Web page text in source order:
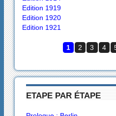
Edition 1919
Edition 1920
Edition 1921
1 2 3 4
ETAPE PAR ÉTAPE